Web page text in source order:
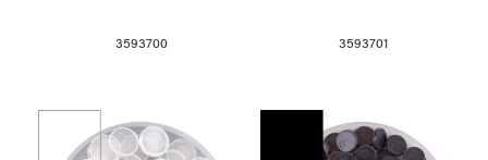
3593700 3593701